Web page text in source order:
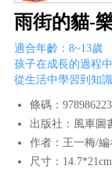
雨街的貓-
適合年齡：8~13歲
孩子在成長的過程
從生活中學習到知
條碼：
出版社：風車圖
作者：王一梅/
尺寸：14.7*21cm